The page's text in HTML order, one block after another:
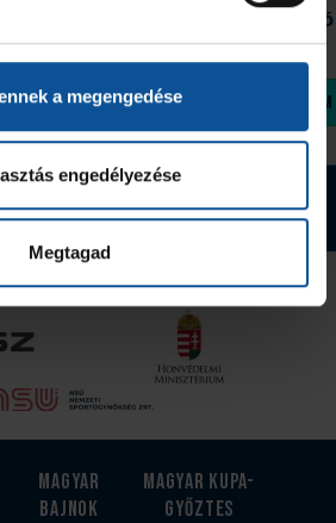
a megengedése
engedélyezése
Megtagad
Szeged
1 090 Ft
Megvásárolom
kiemelt támogatója
Magyar
bajnok
Magyar kupa-
győztes